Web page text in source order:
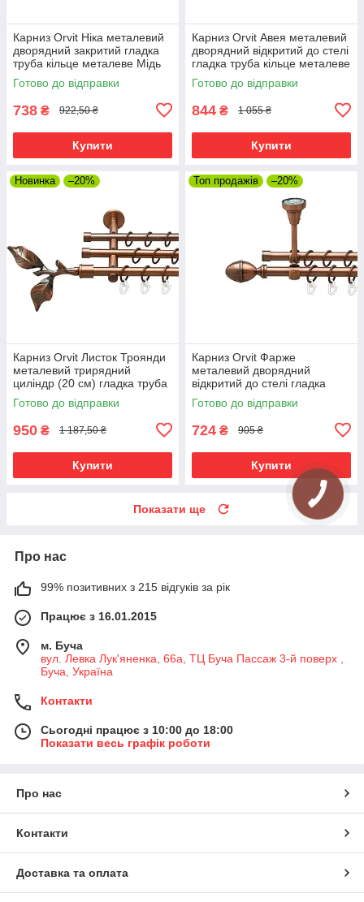
Карниз Orvit Ніка металевий
дворядний закритий гладка
труба кільце металеве Мідь
16\16 мм 120 см (00-
00019915)
Готово до відправки
738 ₴ 922,50 ₴
Купити
Карниз Orvit Авея металевий
дворядний відкритий до стелі
гладка труба кільце металеве
Мідь 16\16 мм 120 см (00-
00020021)
Готово до відправки
844 ₴ 1 055 ₴
Купити
Новинка –20%
Карниз Orvit Листок Троянди
металевий трирядний
циліндр (20 см) гладка труба
кільце металеве Мідь
16\16\16 мм 120 см (00-
Готово до відправки
950 ₴ 1 187,50 ₴
Купити
Топ продажів –20%
Карниз Orvit Фарже
металевий дворядний
відкритий до стелі гладка
труба кільце металеве Мідь
16\16 мм 120 см (00-
Готово до відправки
724 ₴ 905 ₴
Купити
Показати ще
Про нас
99% позитивних з 215 відгуків за рік
Працює з 16.01.2015
м. Буча
вул. Левка Лук'яненка, 66а, ТЦ Буча Пассаж 3-й поверх ,
Буча, Україна
Контакти
Сьогодні працює з 10:00 до 18:00
Показати весь графік роботи
Про нас
Контакти
Доставка та оплата